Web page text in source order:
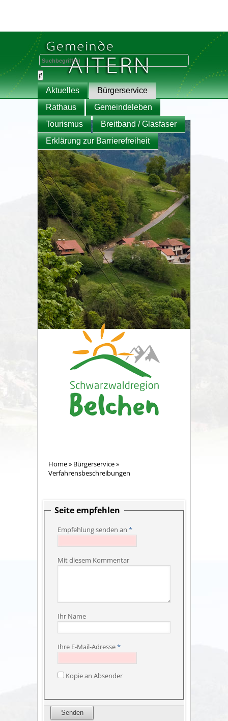
Aktuelles
Bürgerservice
Rathaus
Gemeindeleben
Tourismus
Breitband / Glasfaser
Erklärung zur Barrierefreiheit
Home» Bürgerservice»
Verfahrensbeschreibungen
Seite empfehlen
Empfehlung senden an *
Mit diesem Kommentar
Ihr Name
Ihre E-Mail-Adresse*
Kopie an Absender